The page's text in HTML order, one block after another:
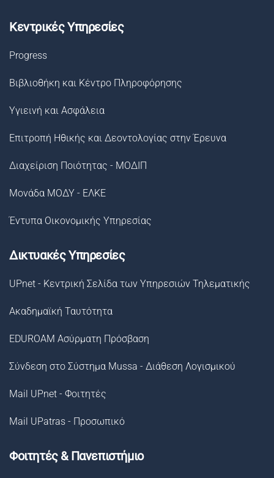
Κεντρικές Υπηρεσίες
Progress
Βιβλιοθήκη και Κέντρο Πληροφόρησης
Υγιεινή και Ασφάλεια
Επιτροπή Ηθικής και Δεοντολογίας στην Έρευνα
Διαχείριση Ποιότητας - ΜΟΔΙΠ
Μονάδα ΜΟΔΥ - ΕΛΚΕ
Έντυπα Οικονομικής Υπηρεσίας
Δικτυακές Υπηρεσίες
UPnet - Κεντρική Σελίδα των Υπηρεσιών Τηλεματικής
Ακαδημαϊκή Ταυτότητα
EDUROAM Ασύρματη Πρόσβαση
Σύνδεση στο Σύστημα Μussa - Διάθεση Λογισμικού
Mail UPnet - Φοιτητές
Mail UPatras - Προσωπικό
Φοιτητές & Πανεπιστήμιο